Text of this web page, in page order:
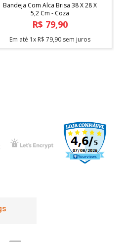
Bandeja Com Alca Brisa 38 X 28 X
5,2 Cm - Coza
R$ 79,90
Em até 1x R$ 79,90 sem juros